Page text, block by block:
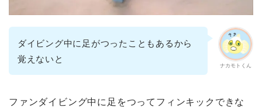
ナカモトくん
ダイビング中に足がつったこともあるから
覚えないと
ファンダイビング中に足をつってフィンキックできな